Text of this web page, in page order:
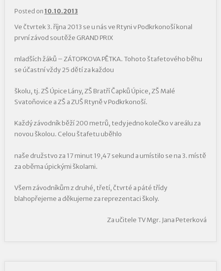
Posted on 10.10.2013
Ve čtvrtek 3. října 2013 se u nás ve Rtyni v Podkrkonoší konal
první závod soutěže GRAND PRIX
mladších žáků – ZÁTOPKOVA PĚTKA. Tohoto štafetového běhu
se účastní vždy 25 dětí za každou
školu, tj. ZŠ Úpice Lány, ZŠ Bratří Čapků Úpice, ZŠ Malé
Svatoňovice a ZŠ a ZUŠ Rtyně v Podkrkonoší.
Každý závodník běží 200 metrů, tedy jedno kolečko v areálu za
novou školou. Celou štafetu uběhlo
naše družstvo za 17 minut 19,47 sekund a umístilo se na 3. místě
za oběma úpickými školami.
Všem závodníkům z druhé, třetí, čtvrté a páté třídy
blahopřejeme a děkujeme za reprezentaci školy.
Za učitele TV Mgr. Jana Peterková